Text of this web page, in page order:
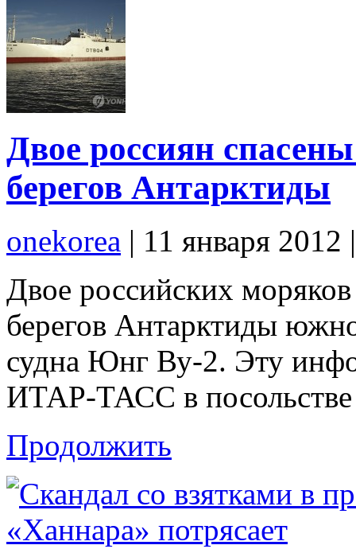
Двое россиян
берегов Антарктиды
onekorea | 11 января 2012
Двое российских
берегов Антарктиды
судна Юнг Ву-2. Эту
ИТАР-ТАСС в
Продолжить